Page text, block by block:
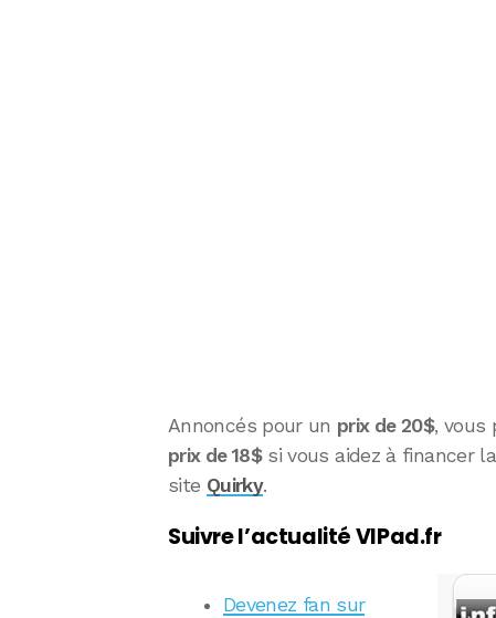
Annoncés pour un prix de 20$, vous
prix de 18$si vous aidez à financer
site Quirky.
Suivre l’actualité VIPad.fr
Devenez fan sur